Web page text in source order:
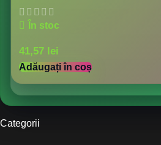
În stoc
41,57 lei
Adăugați în coș
Categorii